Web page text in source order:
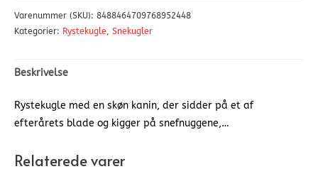
Varenummer (SKU): 8488464709768952448
Kategorier: Rystekugle, Snekugler
Beskrivelse
Rystekugle med en skøn kanin, der sidder på et af
efterårets blade og kigger på snefnuggene,…
Relaterede varer